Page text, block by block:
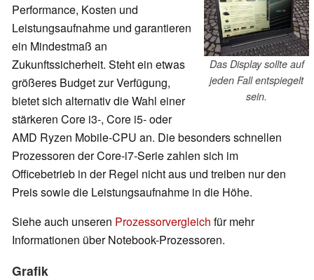
Das Display sollte auf
jeden Fall entspiegelt
sein.
Performance, Kosten und
Leistungsaufnahme und garantieren
ein Mindestmaß an
Zukunftssicherheit. Steht ein etwas
größeres Budget zur Verfügung,
bietet sich alternativ die Wahl einer
stärkeren Core i3-, Core i5- oder
AMD Ryzen Mobile-CPU an. Die besonders schnellen
Prozessoren der Core-i7-Serie zahlen sich im
Officebetrieb in der Regel nicht aus und treiben nur den
Preis sowie die Leistungsaufnahme in die Höhe.
Siehe auch unseren Prozessorvergleich für mehr
Informationen über Notebook-Prozessoren.
Grafik